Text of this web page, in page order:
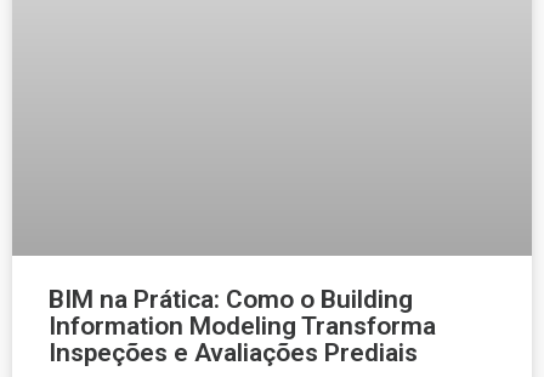
BIM na Prática: Como o Building
Information Modeling Transforma
Inspeções e Avaliações Prediais